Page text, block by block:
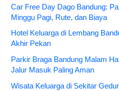
Car Free Day Dago Bandung:
Minggu Pagi, Rute, dan Biaya
Hotel Keluarga di Lembang
Akhir Pekan
Parkir Braga Bandung Malam
Jalur Masuk Paling Aman
Wisata Keluarga di Sekitar